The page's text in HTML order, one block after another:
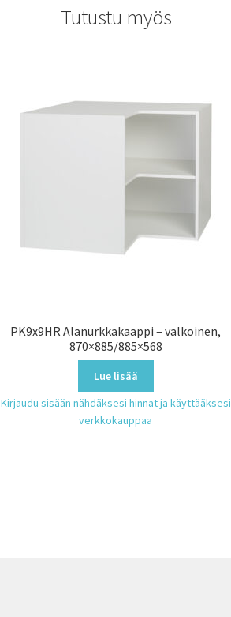
Tutustu myös
PK9x9HR Alanurkkakaappi – valkoinen,
870×885/885×568
Lue lisää
Kirjaudu sisään nähdäksesi hinnat ja käyttääksesi
verkkokauppaa